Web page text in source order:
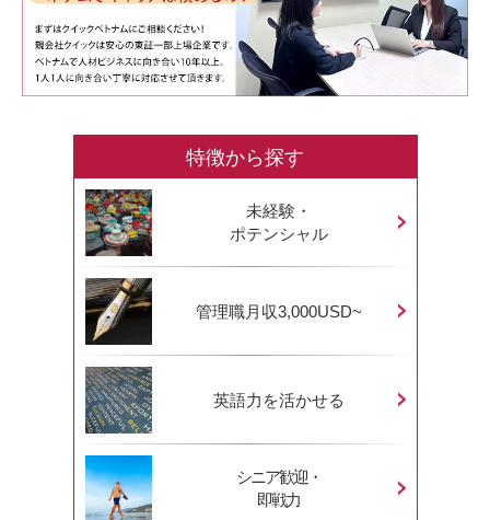
特徴から探す
未経験・
ポテンシャル
管理職月収3,000USD~
英語力を活かせる
シニア歓迎・
即戦力